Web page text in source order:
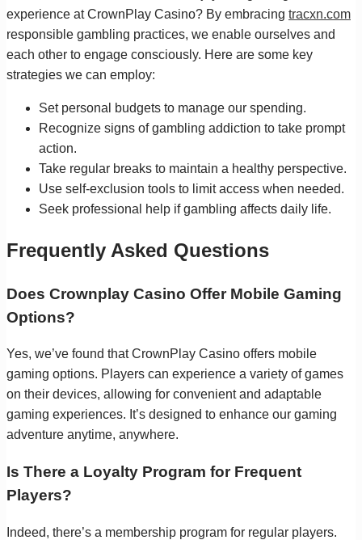
experience at CrownPlay Casino? By embracing tracxn.com
responsible gambling practices, we enable ourselves and
each other to engage consciously. Here are some key
strategies we can employ:
Set personal budgets to manage our spending.
Recognize signs of gambling addiction to take prompt
action.
Take regular breaks to maintain a healthy perspective.
Use self-exclusion tools to limit access when needed.
Seek professional help if gambling affects daily life.
Frequently Asked Questions
Does Crownplay Casino Offer Mobile Gaming
Options?
Yes, we’ve found that CrownPlay Casino offers mobile
gaming options. Players can experience a variety of games
on their devices, allowing for convenient and adaptable
gaming experiences. It’s designed to enhance our gaming
adventure anytime, anywhere.
Is There a Loyalty Program for Frequent
Players?
Indeed, there’s a membership program for regular players.